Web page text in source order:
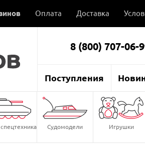
Оплата Доставка
8 (800) 707-06-
Поступления
Судомодели Игрушки